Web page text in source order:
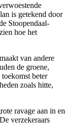
is getekend door
Stoopendaal-
hoe het
van andere
de groene,
beter
zoals hitte,
ravage aan in en
verzekeraars